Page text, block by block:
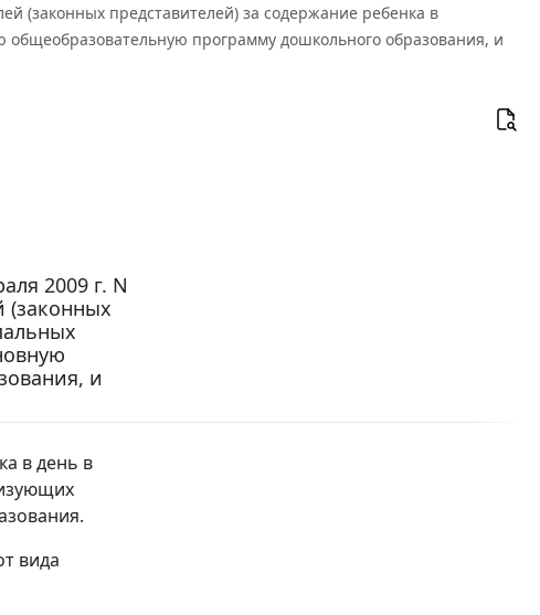
(законных представителей) за содержание ребенка в
программу дошкольного образования, и
2009 г. N
(законных
и
в день в
вида